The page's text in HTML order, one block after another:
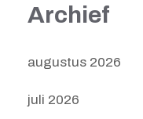
Archief
augustus 2026
juli 2026